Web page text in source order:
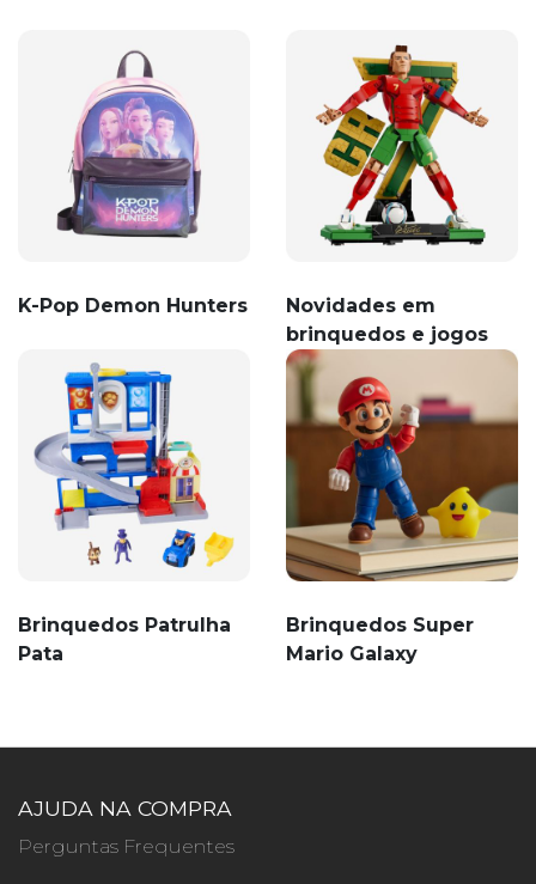
K-Pop Demon Hunters
Novidades em
brinquedos e jogos
Brinquedos Patrulha
Pata
Brinquedos Super
Mario Galaxy
AJUDA NA COMPRA
Perguntas Frequentes